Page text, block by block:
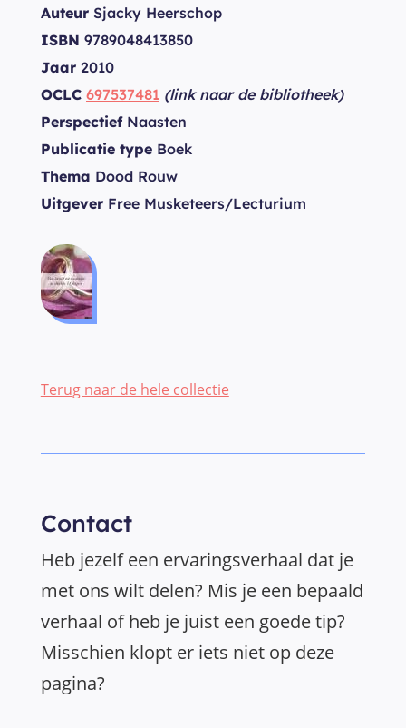
Auteur Sjacky Heerschop
ISBN 9789048413850
Jaar 2010
OCLC 697537481 (link naar de bibliotheek)
PerspectiefNaasten
Publicatie type Boek
Thema Dood Rouw
Uitgever Free Musketeers/Lecturium
Terug naar de hele collectie
Contact
Heb jezelf een ervaringsverhaal dat je
met ons wilt delen? Mis je een bepaald
verhaal of heb je juist een goede tip?
Misschien klopt er iets niet op deze
pagina?